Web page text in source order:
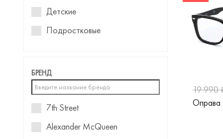
Детские
Подростковые
Для мальчиков
БРЕНД
7th Street
Alexander McQueen
19 990
Оправа